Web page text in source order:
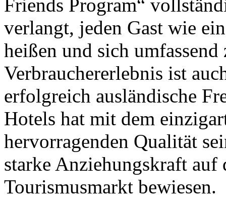
Friends Program“
verlangt, jeden Gast wie
heißen und sich umfassend
Verbrauchererlebnis ist
erfolgreich ausländische
Hotels hat mit dem
hervorragenden Qualität
starke Anziehungskraft auf
Tourismusmarkt bewiesen.